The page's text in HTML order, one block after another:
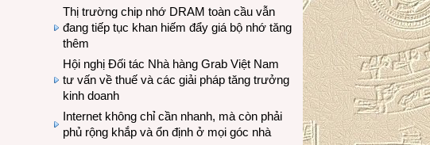
Thị trường chip nhớ DRAM toàn cầu vẫn
đang tiếp tục khan hiếm đẩy giá bộ nhớ tăng
thêm
Hội nghị Đối tác Nhà hàng Grab Việt Nam
tư vấn về thuế và các giải pháp tăng trưởng
kinh doanh
Internet không chỉ cần nhanh, mà còn phải
phủ rộng khắp và ổn định ở mọi góc nhà